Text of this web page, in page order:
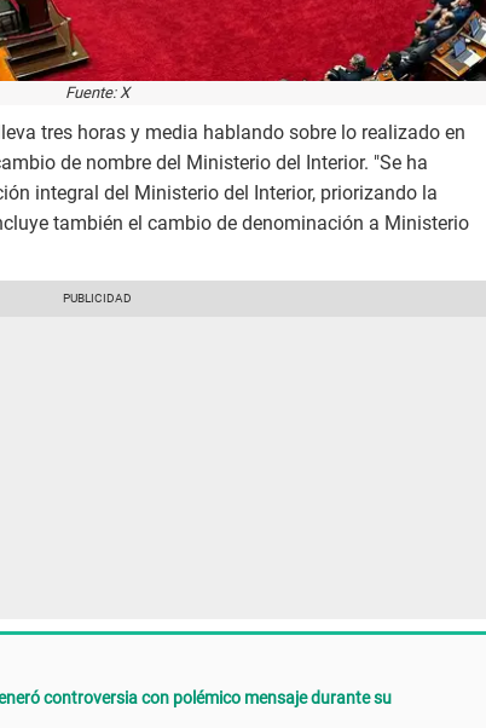
Fuente: X
tres horas y media hablando sobre lo realizado en
de nombre del Ministerio del Interior. "Se ha
integral del Ministerio del Interior, priorizando la
también el cambio de denominación a Ministerio
controversia con polémico mensaje durante su